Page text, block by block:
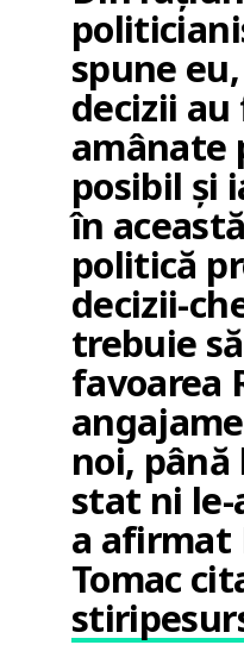
spune
decizii
amânate
posibil și
în
politică
decizii-
trebuie
favoarea
noi, până
stat ni le-
a afirmat
Tomac